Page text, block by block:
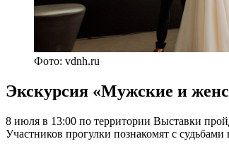
Фото: vdnh.ru
Экскурсия «Мужские и
8 июля в 13:00 по территории Выставки
Участников прогулки познакомят с